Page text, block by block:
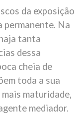
da exposição
permanente. Na
tanta
dessa
cheia de
toda a sua
maturidade,
mediador.